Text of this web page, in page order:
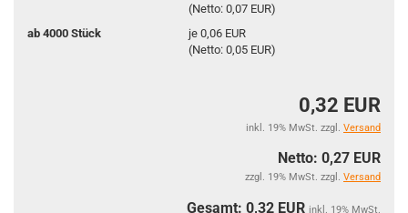
(Netto: 0,07 EUR)
ab 4000 Stück
je 0,06 EUR
(Netto: 0,05 EUR)
0,32 EUR
inkl. 19% MwSt. zzgl. Versand
Netto: 0,27 EUR
zzgl. 19% MwSt. zzgl. Versand
Gesamt: 0,32 EUR inkl. 19% MwSt.